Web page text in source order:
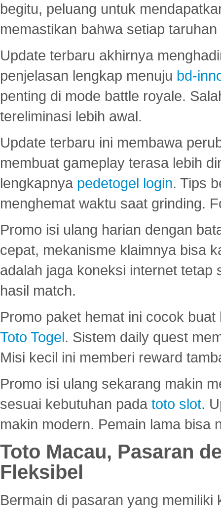
begitu, peluang untuk
memastikan bahwa setiap
Update terbaru akhirnya
penjelasan lengkap menuju bd-
penting di mode battle royale.
tereliminasi lebih awal.
Update terbaru ini membawa
membuat gameplay terasa lebih
lengkapnya pedetogel login. Tips
menghemat waktu saat grinding.
Promo isi ulang harian dengan
cepat, mekanisme klaimnya bisa
adalah jaga koneksi internet tetap
hasil match.
Promo paket hemat ini cocok
Toto Togel. Sistem daily quest
Misi kecil ini memberi reward
Promo isi ulang sekarang makin
sesuai kebutuhan pada toto slot.
makin modern. Pemain lama bisa
Toto Macau, Pasaran
Fleksibel
Bermain di pasaran yang